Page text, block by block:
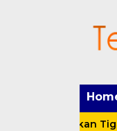
Amankan Tiga Poin